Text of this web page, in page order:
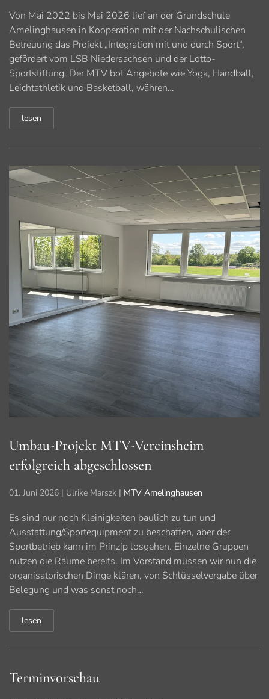
Von Mai 2022 bis Mai 2026 lief an der Grundschule
Amelinghausen in Kooperation mit der Nachschulischen
Betreuung das Projekt „Integration mit und durch Sport“,
gefördert vom LSB Niedersachsen und der Lotto-
Sportstiftung. Der MTV bot Angebote wie Yoga, Handball,
Leichtathletik und Basketball, währen…
lesen
Umbau-Projekt MTV-Vereinsheim
erfolgreich abgeschlossen
01. Juni 2026 | Ulrike Marszk | MTV Amelinghausen
Es sind nur noch Kleinigkeiten baulich zu tun und
Ausstattung/Sportequipment zu beschaffen, aber der
Sportbetrieb kann im Prinzip losgehen. Einzelne Gruppen
nutzen die Räume bereits. Im Vorstand müssen wir nun die
organisatorischen Dinge klären, von Schlüsselvergabe über
Belegung und was sonst noch…
lesen
Terminvorschau